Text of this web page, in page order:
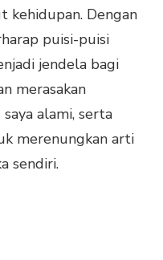
kehidupan. Dengan
puisi-puisi
jendela bagi
merasakan
alami, serta
merenungkan arti
sendiri.